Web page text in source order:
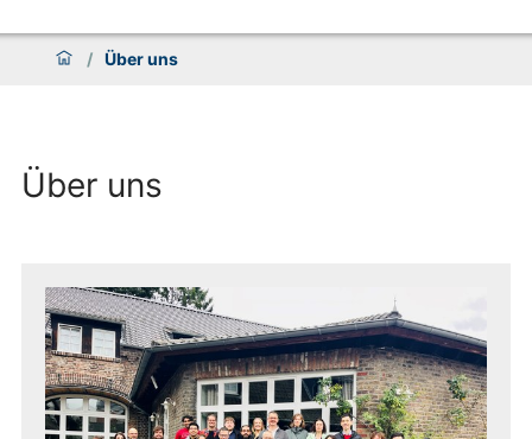
/ Über uns
Über uns